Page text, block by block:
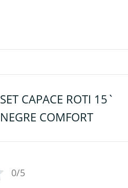
SET CAPACE ROTI 15`
NEGRE COMFORT
0/5